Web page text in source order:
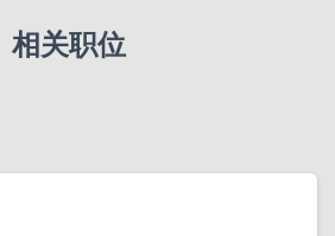
相关职位